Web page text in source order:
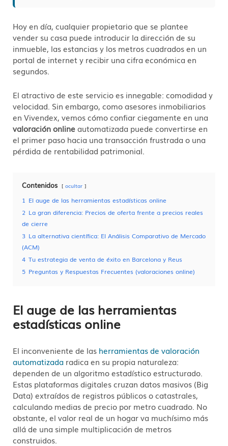
Hoy en día, cualquier propietario que se plantee
vender su casa puede introducir la dirección de su
inmueble, las estancias y los metros cuadrados en un
portal de internet y recibir una cifra económica en
segundos.
El atractivo de este servicio es innegable: comodidad y
velocidad. Sin embargo, como asesores inmobiliarios
en Vivendex, vemos cómo confiar ciegamente en una
valoración onlineautomatizada puede convertirse en
el primer paso hacia una transacción frustrada o una
pérdida de rentabilidad patrimonial.
Contenidos ocultar
1 El auge de las herramientas estadísticas online
2 La gran diferencia: Precios de oferta frente a precios reales
de cierre
3 La alternativa científica: El Análisis Comparativo de Mercado
(ACM)
4 Tu estrategia de venta de éxito en Barcelona y Reus
5 Preguntas y Respuestas Frecuentes (valoraciones online)
El auge de las herramientas
estadísticas online
El inconveniente de las herramientas de valoración
automatizada radica en su propia naturaleza:
dependen de un algoritmo estadístico estructurado.
Estas plataformas digitales cruzan datos masivos (Big
Data) extraídos de registros públicos o catastrales,
calculando medias de precio por metro cuadrado. No
obstante, el valor real de un hogar va muchísimo más
allá de una simple multiplicación de metros
construidos.